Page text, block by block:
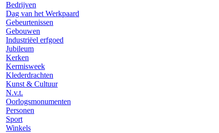
Bedrijven
Dag van het Werkpaard
Gebeurtenissen
Gebouwen
Industriëel erfgoed
Jubileum
Kerken
Kermisweek
Klederdrachten
Kunst & Cultuur
N.v.t.
Oorlogsmonumenten
Personen
Sport
Winkels